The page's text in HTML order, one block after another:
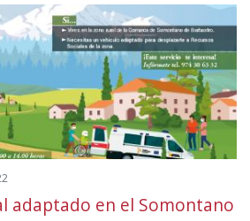
adaptado en el Somontano